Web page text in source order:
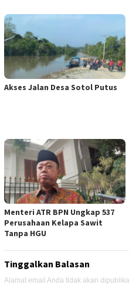
Akses Jalan Desa Sotol Putus
Menteri ATR BPN Ungkap 537
Perusahaan Kelapa Sawit
Tanpa HGU
Tinggalkan Balasan
Alamat email Anda tidak akan